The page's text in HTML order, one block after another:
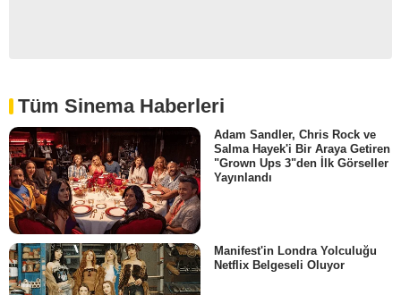
Tüm Sinema Haberleri
Adam Sandler, Chris Rock ve
Salma Hayek'i Bir Araya Getiren
"Grown Ups 3"den İlk Görseller
Yayınlandı
Manifest'in Londra Yolculuğu
Netflix Belgeseli Oluyor